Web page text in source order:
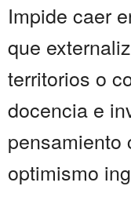
Impide caer
que
territorios o
docencia e
pensamiento
optimismo